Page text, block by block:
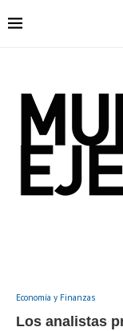
Economía y Finanzas
Los analistas